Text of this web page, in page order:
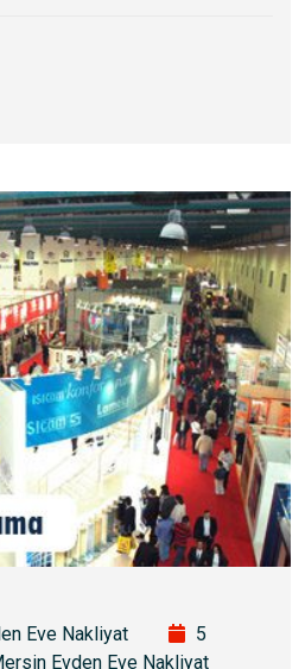
Eve Nakliyat
5
Evden Eve Nakliyat